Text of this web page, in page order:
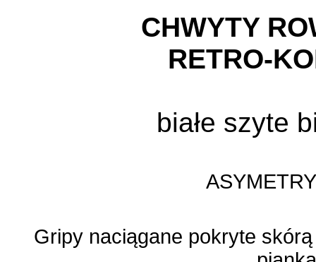
CHWYTY
RETRO-
białe szyte
Gripy naciągane pokryte